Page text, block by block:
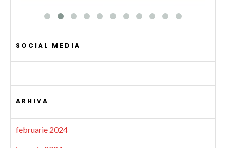
SOCIAL MEDIA
ARHIVA
februarie 2024